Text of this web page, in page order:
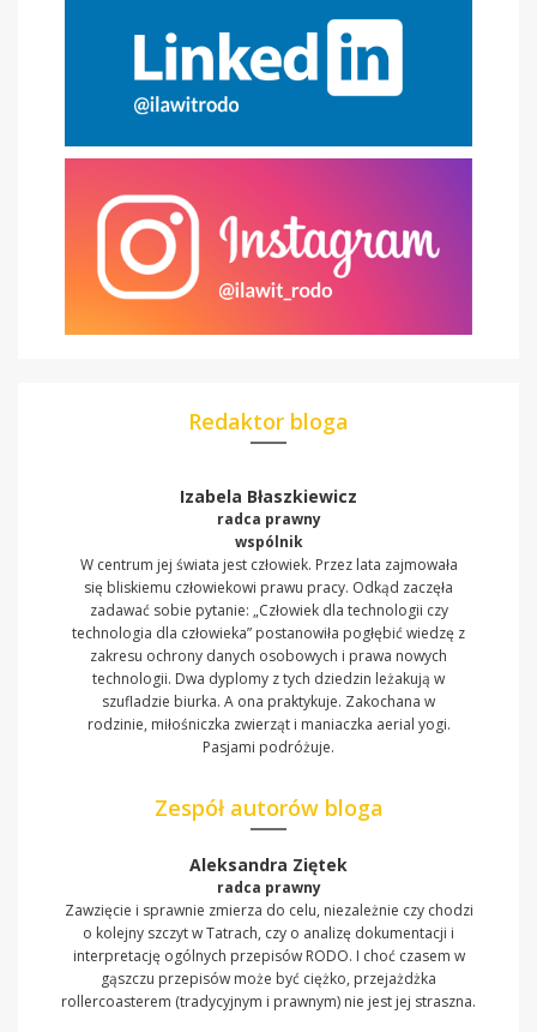
Redaktor bloga
Izabela Błaszkiewicz
radca prawny
wspólnik
W centrum jej świata jest człowiek. Przez lata zajmowała
się bliskiemu człowiekowi prawu pracy. Odkąd zaczęła
zadawać sobie pytanie: „Człowiek dla technologii czy
technologia dla człowieka” postanowiła pogłębić wiedzę z
zakresu ochrony danych osobowych i prawa nowych
technologii. Dwa dyplomy z tych dziedzin leżakują w
szufladzie biurka. A ona praktykuje. Zakochana w
rodzinie, miłośniczka zwierząt i maniaczka aerial yogi.
Pasjami podróżuje.
Zespół autorów bloga
Aleksandra Ziętek
radca prawny
Zawzięcie i sprawnie zmierza do celu, niezależnie czy chodzi
o kolejny szczyt w Tatrach, czy o analizę dokumentacji i
interpretację ogólnych przepisów RODO. I choć czasem w
gąszczu przepisów może być ciężko, przejażdżka
rollercoasterem (tradycyjnym i prawnym) nie jest jej straszna.